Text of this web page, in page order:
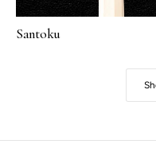
Santoku